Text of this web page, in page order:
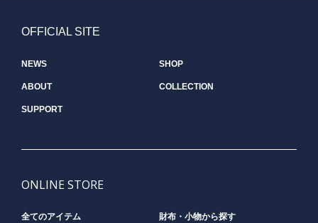
OFFICIAL SITE
NEWS SHOP
ABOUT COLLECTION
SUPPORT
ONLINE STORE
全てのアイテム 財布・小物から探す